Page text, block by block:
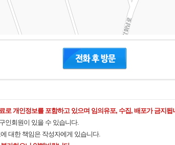
로 개인정보를 포함하고 있으며 임의유포, 수집, 배포가 금지됩
인회원이 있을 수 있습니다.
대한 책임은 작성자에게 있습니다.